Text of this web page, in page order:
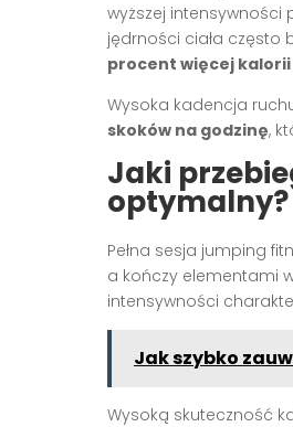
wyższej intensywności
jędrności ciała często
procent więcej kalorii
Wysoka kadencja
skoków na godzinę,
Jaki
optymalny?
Pełna sesja jumping
a kończy elementami
intensywności
Jak szybko
Wysoką skuteczność